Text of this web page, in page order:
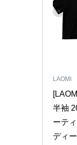
LAOMI
半袖
ーテ
ディ